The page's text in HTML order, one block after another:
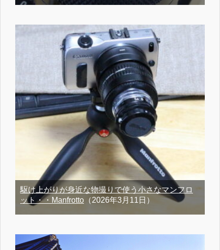
駆け上がりが身近な物撮りで使う小さなマンフロ
ット・・Manfrotto （2026年3月11日）